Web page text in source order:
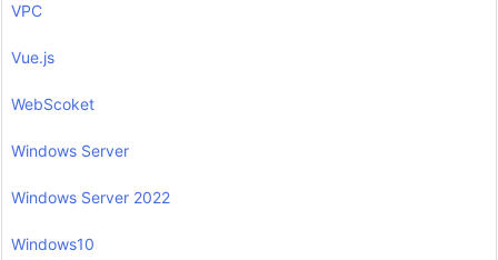
VPC
Vue.js
WebScoket
Windows Server
Windows Server 2022
Windows10